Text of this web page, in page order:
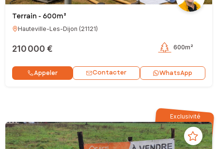
Terrain - 600m²
Hauteville-Les-Dijon (21121)
210 000 € 600m²
Appeler Contacter WhatsApp
Exclusivité